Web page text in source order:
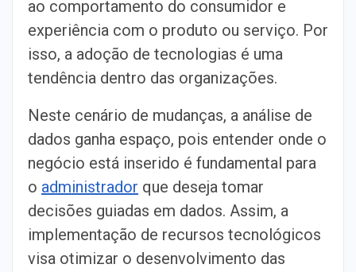
ao comportamento do consumidor e
experiência com o produto ou serviço. Por
isso, a adoção de tecnologias é uma
tendência dentro das organizações.
Neste cenário de mudanças, a análise de
dados ganha espaço, pois entender onde o
negócio está inserido é fundamental para
o administrador que deseja tomar
decisões guiadas em dados. Assim, a
implementação de recursos tecnológicos
visa otimizar o desenvolvimento das